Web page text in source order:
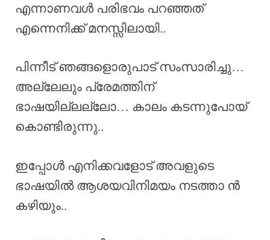
എന്നാണവൾ പരിഭവം പറഞ്ഞത്
എന്നെനിക്ക് മനസ്സിലായി..
പിന്നീട് ഞങ്ങളൊരുപാട് സംസാരിച്ചു…
അല്ലേലും പ്രേമത്തിന്
ഭാഷയില്ലല്ലോ… കാലം കടന്നുപോയ്
കൊണ്ടിരുന്നു..
ഇപ്പോൾ എനിക്കവളോട് അവളുടെ
ഭാഷയിൽ ആശയവിനിമയം നടത്താ ൻ
കഴിയും..